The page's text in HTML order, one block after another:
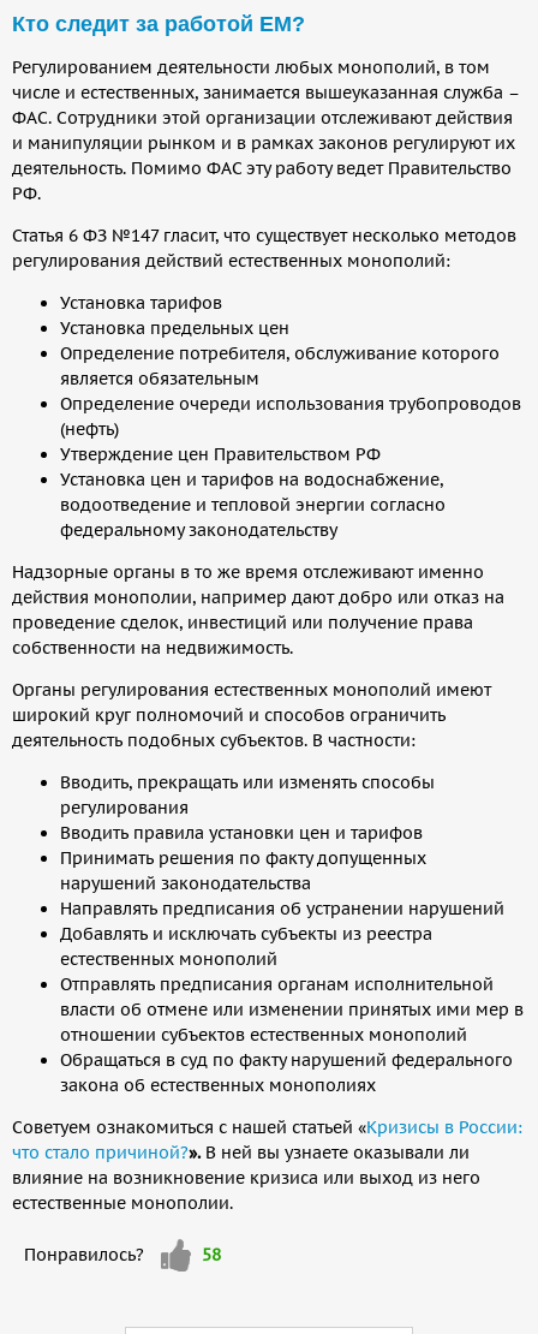
Кто следит за работой ЕМ?
Регулированием деятельности любых монополий, в том
числе и естественных, занимается вышеуказанная служба –
ФАС. Сотрудники этой организации отслеживают действия
и манипуляции рынком и в рамках законов регулируют их
деятельность. Помимо ФАС эту работу ведет Правительство
РФ.
Статья 6 ФЗ №147 гласит, что существует несколько методов
регулирования действий естественных монополий:
Установка тарифов
Установка предельных цен
Определение потребителя, обслуживание которого
является обязательным
Определение очереди использования трубопроводов
(нефть)
Утверждение цен Правительством РФ
Установка цен и тарифов на водоснабжение,
водоотведение и тепловой энергии согласно
федеральному законодательству
Надзорные органы в то же время отслеживают именно
действия монополии, например дают добро или отказ на
проведение сделок, инвестиций или получение права
собственности на недвижимость.
Органы регулирования естественных монополий имеют
широкий круг полномочий и способов ограничить
деятельность подобных субъектов. В частности:
Вводить, прекращать или изменять способы
регулирования
Вводить правила установки цен и тарифов
Принимать решения по факту допущенных
нарушений законодательства
Направлять предписания об устранении нарушений
Добавлять и исключать субъекты из реестра
естественных монополий
Отправлять предписания органам исполнительной
власти об отмене или изменении принятых ими мер в
отношении субъектов естественных монополий
Обращаться в суд по факту нарушений федерального
закона об естественных монополиях
Советуем ознакомиться с нашей статьей «Кризисы в России:
что стало причиной?».В ней вы узнаете оказывали ли
влияние на возникновение кризиса или выход из него
естественные монополии.
Понравилось?
Мне
нравится
58